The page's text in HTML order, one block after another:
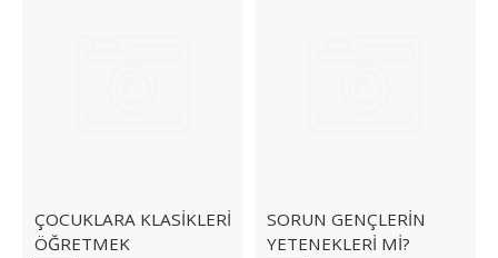
ÇOCUKLARA KLASİKLERİ
ÖĞRETMEK
SORUN GENÇLERİN
YETENEKLERİ Mİ?